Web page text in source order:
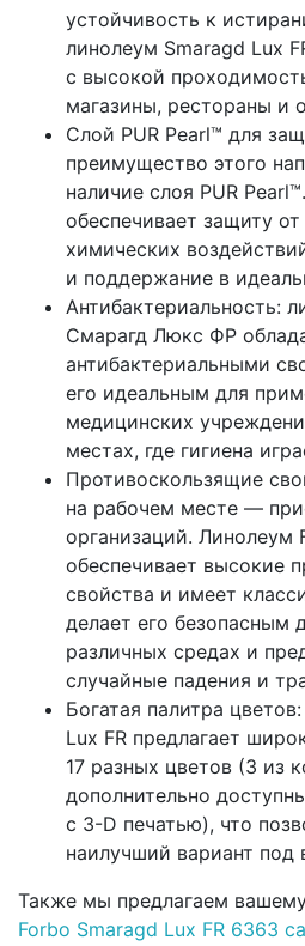
устойчивость к
линолеум Smaragd Lux
с высокой
магазины, рестораны и
Слой PUR Pearl™ для
преимущество этого
наличие слоя PUR
обеспечивает защиту
химических
и поддержание в
Антибактериальность:
Смарагд Люкс ФР
антибактериальными
его идеальным для
медицинских
местах, где гигиена
Противоскользящие
на рабочем месте —
организаций. Линолеум
обеспечивает высокие
свойства и имеет
делает его безопасным
различных средах и
случайные падения и
Богатая палитра
Lux FR предлагает
17 разных цветов (3 из
дополнительно
с 3-D печатью), что
наилучший вариант под
Также мы предлагаем
Forbo Smaragd Lux FR 6363